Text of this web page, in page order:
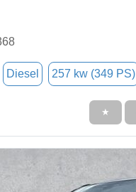
Diesel 257 kw (349 PS)
★